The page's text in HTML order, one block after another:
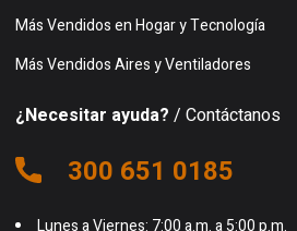
Más Vendidos en Hogar y Tecnología
Más Vendidos Aires y Ventiladores
¿Necesitar ayuda? / Contáctanos
300 651 0185
Lunes a Viernes: 7:00 a.m. a 5:00 p.m.